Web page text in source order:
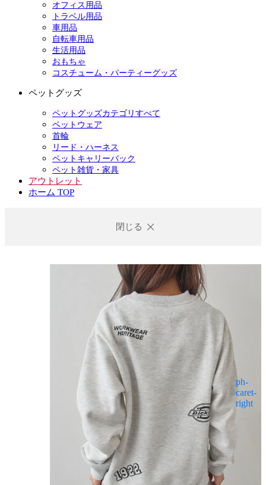
オフィス用品
トラベル用品
車用品
自転車用品
生活用品
おもちゃ
コスチューム・パーティーグッズ
ペットグッズ
ペットグッズカテゴリすべて
ペットウェア
首輪
リード・ハーネス
ペットキャリーバック
ペット雑貨・家具
アウトレット
ホーム TOP
閉じる